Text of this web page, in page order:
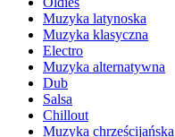
Muzyka latynoska
Muzyka klasyczna
Electro
Muzyka alternatywna
Dub
Salsa
Chillout
Muzyka chrześcijańska